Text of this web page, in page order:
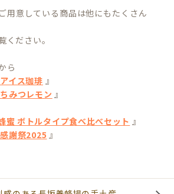
用意している商品は他にもたくさん
ください。
ら
イス珈琲 』
みつレモン 』
蜜 ボトルタイプ食べ比べセット 』
謝祭2025 』